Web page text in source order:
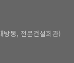
방동, 전문건설회관)